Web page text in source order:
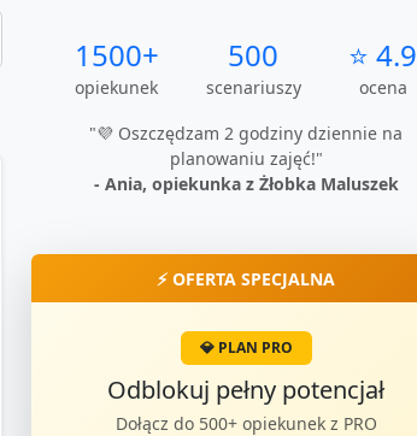
1500+
opiekunek
500
scenariuszy
⭐ 4.9
ocena
"💜 Oszczędzam 2 godziny dziennie na
planowaniu zajęć!"
- Ania, opiekunka z Żłobka Maluszek
⚡ OFERTA SPECJALNA
💎 PLAN PRO
Odblokuj pełny potencjał
Dołącz do 500+ opiekunek z PRO